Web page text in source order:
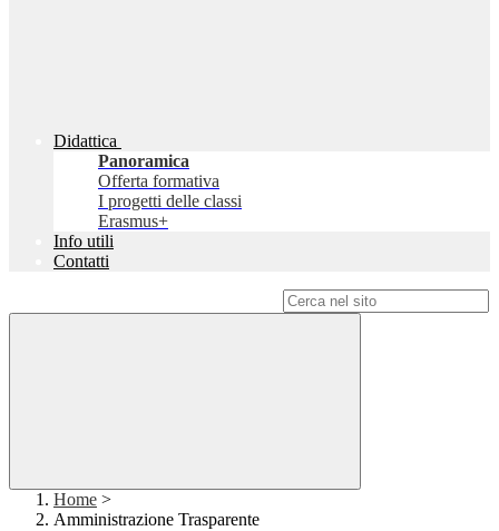
Didattica
Panoramica
Offerta formativa
I progetti delle classi
Erasmus+
Info utili
Contatti
Home >
Amministrazione Trasparente